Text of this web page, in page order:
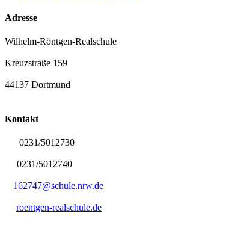
Adresse
Wilhelm-Röntgen-Realschule
Kreuzstraße 159
44137 Dortmund
Kontakt
0231/5012730
0231/5012740
162747@schule.nrw.de
roentgen-realschule.de